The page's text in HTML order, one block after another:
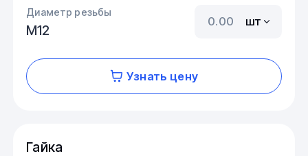
Диаметр резьбы
М12
шт
Узнать цену
Гайка